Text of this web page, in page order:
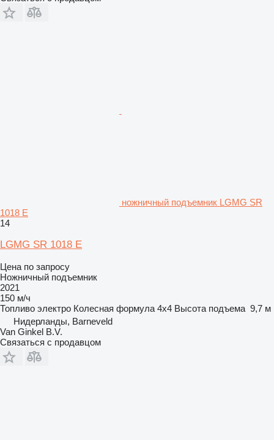
ножничный подъемник LGMG SR
1018 E
14
LGMG SR 1018 E
Цена по запросу
Ножничный подъемник
2021
150 м/ч
Топливо электро Колесная формула 4x4 Высота подъема 9,7 м
Нидерланды, Barneveld
Van Ginkel B.V.
Связаться с продавцом